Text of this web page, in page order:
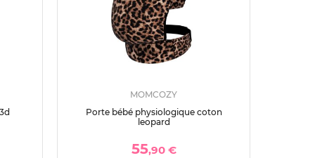
MOMCOZY
Porte bébé physiologique coton
leopard
55,90 €